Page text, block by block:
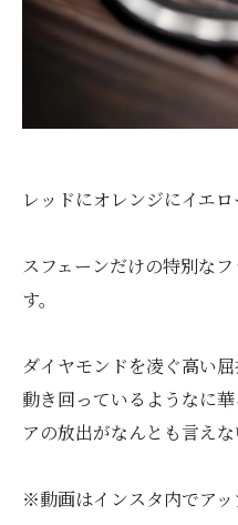
レッドにオレンジにイエ
スフェーンだけの特別な
す。
ダイヤモンドを凌ぐ高い
動き回っているようなに
アの放出がなんとも言えな
※動画はインスタ内でアッ